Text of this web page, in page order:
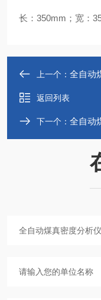
长：350mm；宽：
上一个： 全自动
返回列表
下一个： 全自动